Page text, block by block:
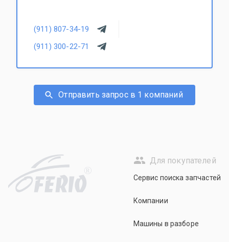
(911) 807-34-19
(911) 300-22-71
Отправить запрос в 1 компаний
R
Для покупателей
Сервис поиска запчастей
Компании
Машины в разборе